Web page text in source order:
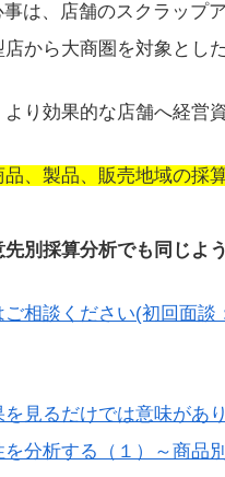
は、店舗のスクラップ
から大商圏を対象とし
り効果的な店舗へ経営
品、製品、販売地域の採
先別採算分析でも同じよ
相談ください(初回面談
見るだけでは意味があ
分析する（１）～商品